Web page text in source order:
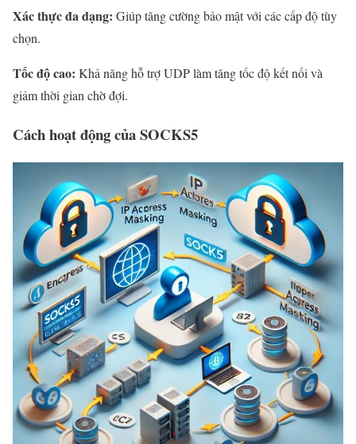
Xác thực đa dạng: Giúp tăng cường bảo mật với các cấp độ tùy
chọn.
Tốc độ cao: Khả năng hỗ trợ UDP làm tăng tốc độ kết nối và
giảm thời gian chờ đợi.
Cách hoạt động của SOCKS5